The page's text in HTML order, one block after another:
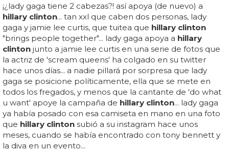
¡¿lady gaga tiene 2 cabezas?! así apoya (de nuevo) a
hillary clinton... tan xxl que caben dos personas, lady
gaga y jamie lee curtis, que tuitea que hillary clinton
"brings people together"... lady gaga apoya a hillary
clinton junto a jamie lee curtis en una serie de fotos que
la actriz de 'scream queens' ha colgado en su twitter
hace unos días... a nadie pillará por sorpresa que lady
gaga se posicione políticamente, ella que se mete en
todos los fregados, y menos que la cantante de 'do what
u want' apoye la campaña de hillary clinton... lady gaga
ya había posado con esa camiseta en mano en una foto
que hillary clinton subió a su instagram hace unos
meses, cuando se había encontrado con tony bennett y
la diva en un evento...